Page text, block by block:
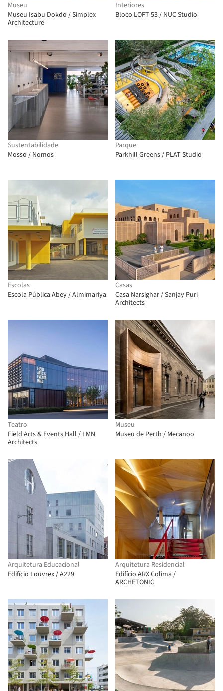
Museu
Museu Isabu Dokdo / Simplex
Architecture
Interiores
Bloco LOFT 53 / NUC Studio
Sustentabilidade
Mosso / Nomos
Parque
Parkhill Greens / PLAT Studio
Escolas
Escola Pública Abey / Almimariya
Casas
Casa Narsighar / Sanjay Puri
Architects
Teatro
Field Arts & Events Hall / LMN
Architects
Museu
Museu de Perth / Mecanoo
Arquitetura Educacional
Edifício Louvrex / A229
Arquitetura Residencial
Edifício ARX Colima /
ARCHETONIC